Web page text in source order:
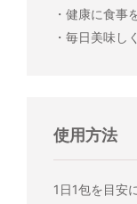
・健康に食事
・毎日美味し
使用方法
1日1包を目安